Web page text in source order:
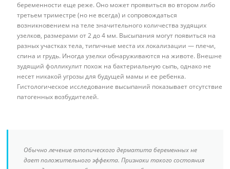
беременности еще реже. Оно может проявиться во втором либо
третьем триместре (но не всегда) и сопровождаться
возникновением на теле значительного количества зудящих
узелков, размерами от 2 до 4 мм. Высыпания могут появиться на
разных участках тела, типичные места их локализации — плечи,
спина и грудь. Иногда узелки обнаруживаются на животе. Внешне
зудящий фолликулит похож на бактериальную сыпь, однако не
несет никакой угрозы для будущей мамы и ее ребенка.
Гистологическое исследование высыпаний показывает отсутствие
патогенных возбудителей.
Обычно лечение атопического дерматита беременных не
дает положительного эффекта. Признаки такого состояния